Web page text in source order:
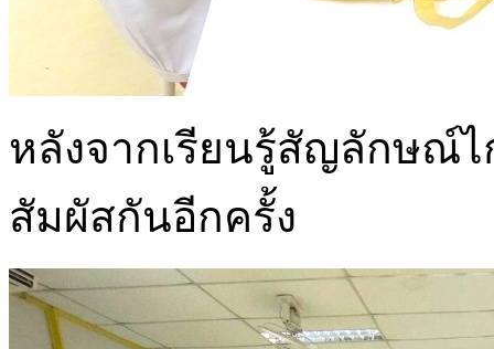
หลังจากเรียนรู้สัญลักษณ์ไ
สัมผัสกันอีกครั้ง